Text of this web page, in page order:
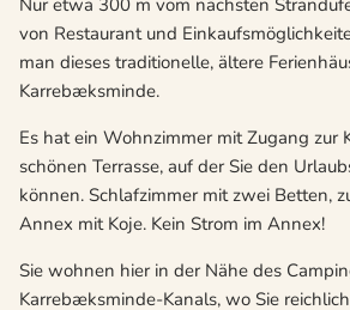
Nur etwa 300 m vom nächsten
von Restaurant und
man dieses traditionelle, ältere
Karrebæksminde.
Es hat ein Wohnzimmer mit Zugang zur
schönen Terrasse, auf der Sie den
können. Schlafzimmer mit zwei Betten,
Annex mit Koje. Kein Strom im Annex!
Sie wohnen hier in der Nähe des
Karrebæksminde-Kanals, wo Sie